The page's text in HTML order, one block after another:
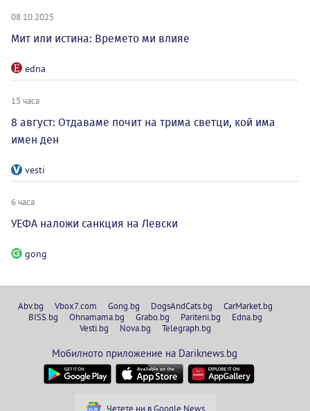
08.10.2025
Мит или истина: Времето ми влияе
edna
15 часа
8 август: Отдаваме почит на трима светци, кой има
имен ден
vesti
6 часа
УЕФА наложи санкция на Левски
gong
Abv.bg Vbox7.com Gong.bg DogsAndCats.bg
CarMarket.bg
BISS.bg
Ohnamama.bg Grabo.bg Pariteni.bg
Edna.bg
Vesti.bg
Nova.bg Telegraph.bg
Мобилното приложение на Dariknews.bg
Четете ни в Google News